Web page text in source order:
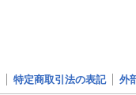
特定商取引法の表記 外